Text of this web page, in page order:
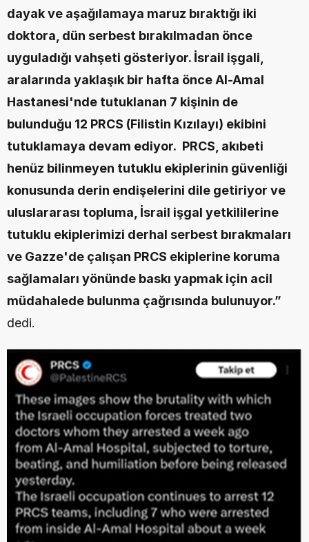
dayak ve aşağılamaya maruz bıraktığı iki
doktora, dün serbest bırakılmadan önce
uyguladığı vahşeti gösteriyor. İsrail işgali,
aralarında yaklaşık bir hafta önce Al-Amal
Hastanesi'nde tutuklanan 7 kişinin de
bulunduğu 12 PRCS (Filistin Kızılayı) ekibini
tutuklamaya devam ediyor.  PRCS, akıbeti
henüz bilinmeyen tutuklu ekiplerinin güvenliği
konusunda derin endişelerini dile getiriyor ve
uluslararası topluma, İsrail işgal yetkililerine
tutuklu ekiplerimizi derhal serbest bırakmaları
ve Gazze'de çalışan PRCS ekiplerine koruma
sağlamaları yönünde baskı yapmak için acil
müdahalede bulunma çağrısında bulunuyor.”
dedi.